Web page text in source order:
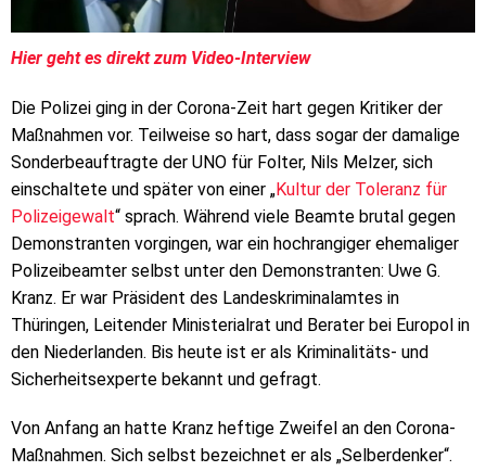
Hier geht es direkt zum Video-Interview
Die Polizei ging in der Corona-Zeit hart gegen Kritiker der
Maßnahmen vor. Teilweise so hart, dass sogar der damalige
Sonderbeauftragte der UNO für Folter, Nils Melzer, sich
einschaltete und später von einer „Kultur der Toleranz für
Polizeigewalt“ sprach. Während viele Beamte brutal gegen
Demonstranten vorgingen, war ein hochrangiger ehemaliger
Polizeibeamter selbst unter den Demonstranten: Uwe G.
Kranz. Er war Präsident des Landeskriminalamtes in
Thüringen, Leitender Ministerialrat und Berater bei Europol in
den Niederlanden. Bis heute ist er als Kriminalitäts- und
Sicherheitsexperte bekannt und gefragt.
Von Anfang an hatte Kranz heftige Zweifel an den Corona-
Maßnahmen. Sich selbst bezeichnet er als „Selberdenker“.